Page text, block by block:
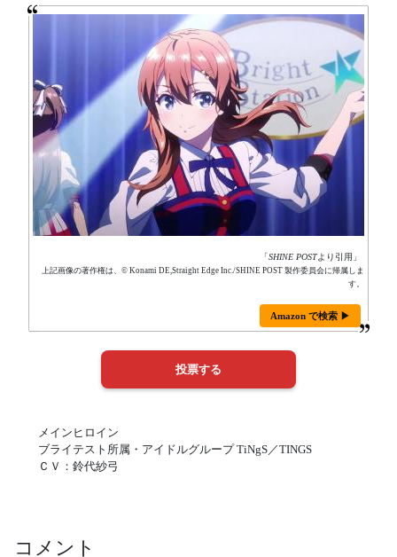
「SHINE POSTより引用」
上記画像の著作権は、© Konami DE,Straight Edge Inc./SHINE POST 製作委員会に帰属しま
す。
Amazon で検索 ▶
メインヒロイン
ブライテスト所属・アイドルグループ TiNgS／TINGS
ＣＶ：鈴代紗弓
コメント